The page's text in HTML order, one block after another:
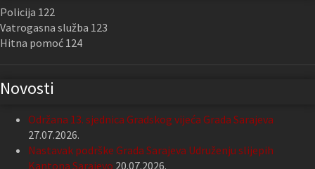
Policija 122
Vatrogasna služba 123
Hitna pomoć 124
Novosti
Održana 13. sjednica Gradskog vijeća Grada Sarajeva
27.07.2026.
Nastavak podrške Grada Sarajeva Udruženju slijepih
Kantona Sarajevo 20.07.2026.